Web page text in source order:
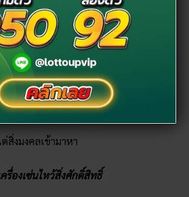
ารค้าก้าวหน้ารุ่งเรือง
ามอุดมสมบูรณ์ ลูกหลานรุ่งเรือง
ครอบครัวร่มเย็นเป็นสุข
งไหลมาเทมา
สิ่งมงคลเข้ามาหา
รื่องเซ่นไหว้สิ่งศักดิ์สิทธิ์